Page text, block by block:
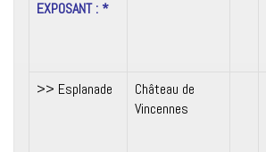
EXPOSANT : *
>> Esplanade
Château de
Vincennes